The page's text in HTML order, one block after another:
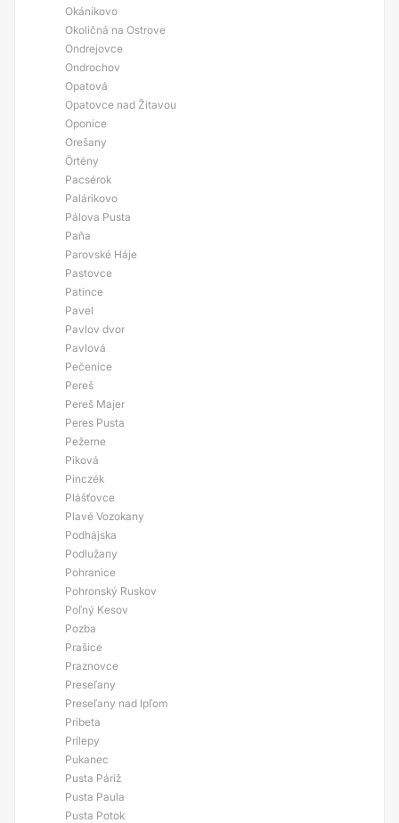
Okánikovo
Okoličná na Ostrove
Ondrejovce
Ondrochov
Opatová
Opatovce nad Žitavou
Oponice
Orešany
Örtény
Pacsérok
Palárikovo
Pálova Pusta
Paňa
Parovské Háje
Pastovce
Patince
Pavel
Pavlov dvor
Pavlová
Pečenice
Pereš
Pereš Majer
Peres Pusta
Pežerne
Piková
Pinczék
Plášťovce
Plavé Vozokany
Podhájska
Podlužany
Pohranice
Pohronský Ruskov
Poľný Kesov
Pozba
Prašice
Praznovce
Preseľany
Preseľany nad Ipľom
Pribeta
Prílepy
Pukanec
Pusta Páriž
Pusta Paula
Pusta Potok